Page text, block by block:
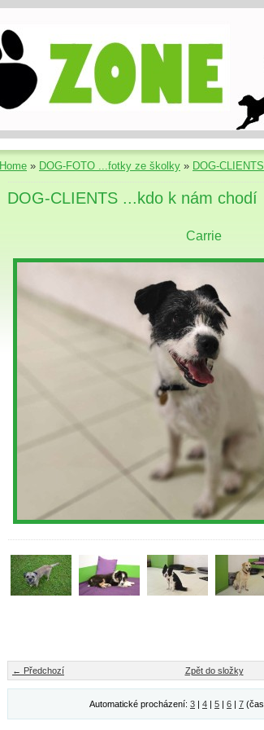
Home » DOG-FOTO ...fotky ze školky » DOG-
DOG-CLIENTS ...kdo k nám chodí
Carrie
← Předchozí Zpět do složky
Automatické procházení: 3 | 4 | 5 | 6 | 7